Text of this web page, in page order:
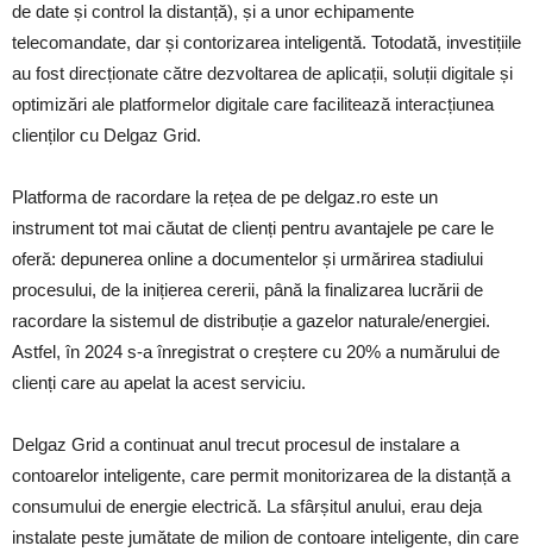
de date și control la distanță), și a unor echipamente
telecomandate, dar și contorizarea inteligentă. Totodată, investițiile
au fost direcționate către dezvoltarea de aplicații, soluții digitale și
optimizări ale platformelor digitale care facilitează interacțiunea
clienților cu Delgaz Grid.
Platforma de racordare la rețea de pe delgaz.ro este un
instrument tot mai căutat de clienți pentru avantajele pe care le
oferă: depunerea online a documentelor și urmărirea stadiului
procesului, de la inițierea cererii, până la finalizarea lucrării de
racordare la sistemul de distribuție a gazelor naturale/energiei.
Astfel, în 2024 s-a înregistrat o creștere cu 20% a numărului de
clienți care au apelat la acest serviciu.
Delgaz Grid a continuat anul trecut procesul de instalare a
contoarelor inteligente, care permit monitorizarea de la distanță a
consumului de energie electrică. La sfârșitul anului, erau deja
instalate peste jumătate de milion de contoare inteligente, din care